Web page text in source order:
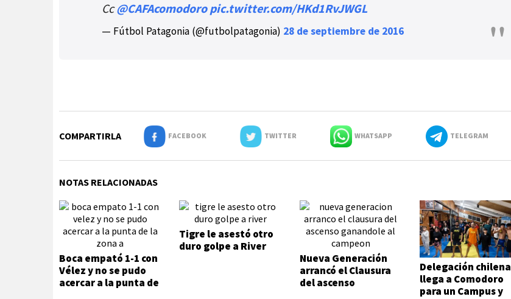
Cc@CAFAcomodoro pic.twitter.com/HKd1RvJWGL
— Fútbol Patagonia (@futbolpatagonia) 28 de septiembre de 2016
COMPARTIRLA FACEBOOK TWITTER WHATSAPP TELEGRAM
NOTAS RELACIONADAS
Boca empató 1-1 con
Vélez y no se pudo
acercar a la punta de
Tigre le asestó otro
duro golpe a River
Nueva Generación
arrancó el Clausura
del ascenso
Delegación chilena
llega a Comodoro
para un Campus y